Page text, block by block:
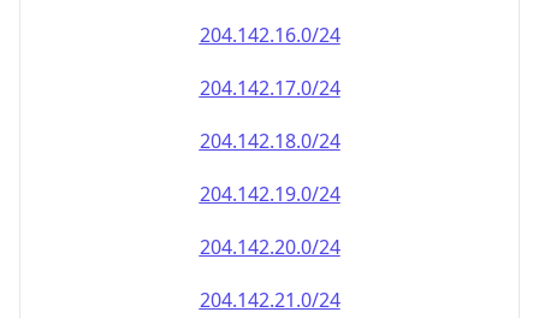
204.142.16.0/24
204.142.17.0/24
204.142.18.0/24
204.142.19.0/24
204.142.20.0/24
204.142.21.0/24